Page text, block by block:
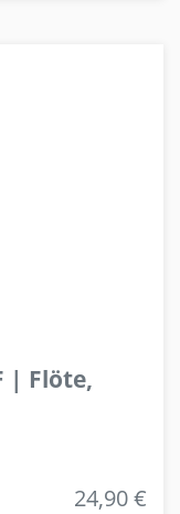
| Flöte,
24,90 €